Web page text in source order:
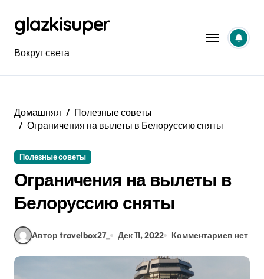
содержанию
glazkisuper
Вокруг света
Домашняя
Полезные советы
Ограничения на вылеты в Белоруссию сняты
Полезные советы
Ограничения на вылеты в
Белоруссию сняты
Автор travelbox27_ Дек 11, 2022 Комментариев нет